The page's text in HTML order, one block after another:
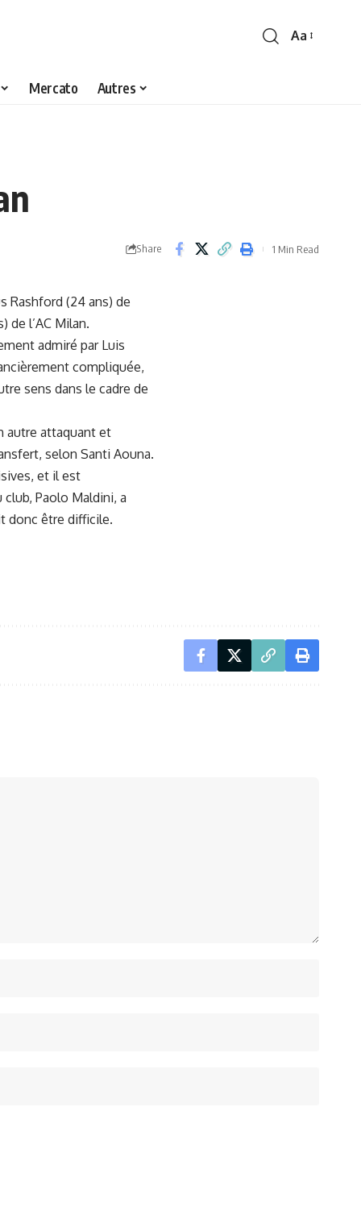
Font
Aa
Mercato Autres
Share 1 Min Read
Rashford (24 ans) de
de l’AC Milan.
admiré par Luis
compliquée,
sens dans le cadre de
autre attaquant et
selon Santi Aouna.
et il est
Paolo Maldini, a
donc être difficile.